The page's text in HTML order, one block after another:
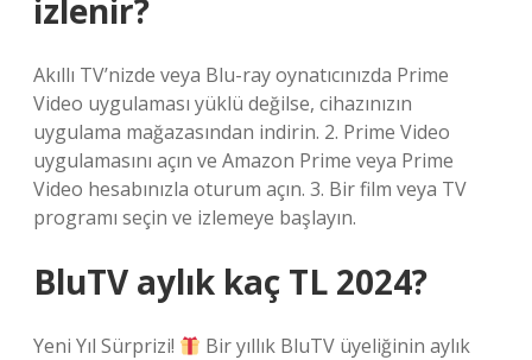
izlenir?
Akıllı TV’nizde veya Blu-ray oynatıcınızda Prime
Video uygulaması yüklü değilse, cihazınızın
uygulama mağazasından indirin. 2. Prime Video
uygulamasını açın ve Amazon Prime veya Prime
Video hesabınızla oturum açın. 3. Bir film veya TV
programı seçin ve izlemeye başlayın.
BluTV aylık kaç TL 2024?
Yeni Yıl Sürprizi!
Bir yıllık BluTV üyeliğinin aylık